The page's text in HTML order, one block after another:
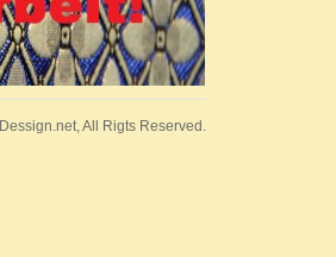
Dessign.net, All Rigts Reserved.